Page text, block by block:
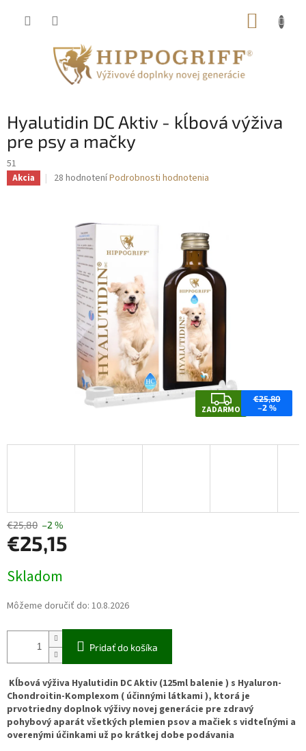
Hyalutidin DC Aktiv - kĺbová výživa
pre psy a mačky
51
Akcia
Priemerné
hviezdičiek.
28 hodnoteníPodrobnosti hodnotenia
Z
A
D
ZADARMO
€25,80
–2 %
€25,80 –2 %
€25,15
cena:
Skladom
Môžeme doručiť do: 10.8.2026
Pridať do košíka
Kĺbová výživa Hyalutidin DC Aktiv (125ml balenie ) s Hyaluron-
Chondroitin-Komplexom ( účinnými látkami ), ktorá je
prvotriedny doplnok výživy novej generácie pre zdravý
pohybový aparát všetkých plemien psov a mačiek s vidteľnými a
overenými účinkami už po krátkej dobe podávania